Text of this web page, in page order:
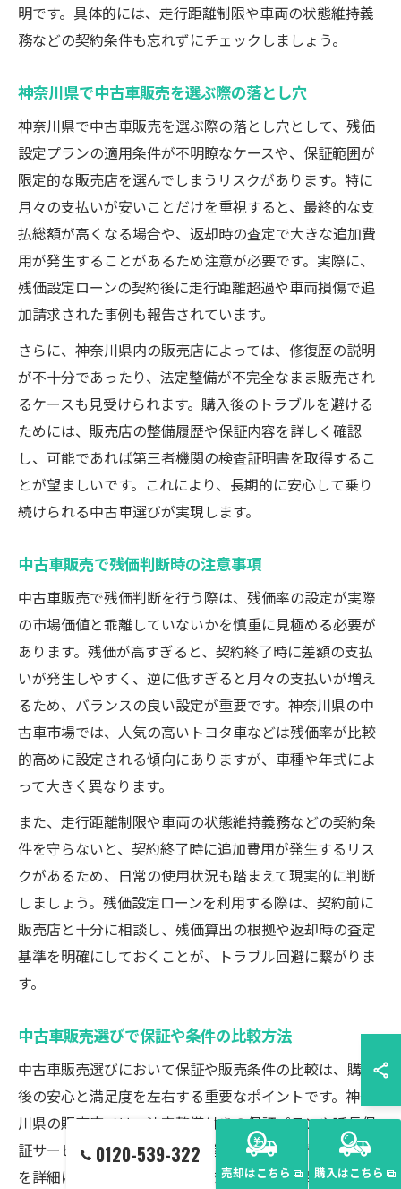
明です。具体的には、走行距離制限や車両の状態維持義
務などの契約条件も忘れずにチェックしましょう。
神奈川県で中古車販売を選ぶ際の落とし穴
神奈川県で中古車販売を選ぶ際の落とし穴として、残価
設定プランの適用条件が不明瞭なケースや、保証範囲が
限定的な販売店を選んでしまうリスクがあります。特に
月々の支払いが安いことだけを重視すると、最終的な支
払総額が高くなる場合や、返却時の査定で大きな追加費
用が発生することがあるため注意が必要です。実際に、
残価設定ローンの契約後に走行距離超過や車両損傷で追
加請求された事例も報告されています。
さらに、神奈川県内の販売店によっては、修復歴の説明
が不十分であったり、法定整備が不完全なまま販売され
るケースも見受けられます。購入後のトラブルを避ける
ためには、販売店の整備履歴や保証内容を詳しく確認
し、可能であれば第三者機関の検査証明書を取得するこ
とが望ましいです。これにより、長期的に安心して乗り
続けられる中古車選びが実現します。
中古車販売で残価判断時の注意事項
中古車販売で残価判断を行う際は、残価率の設定が実際
の市場価値と乖離していないかを慎重に見極める必要が
あります。残価が高すぎると、契約終了時に差額の支払
いが発生しやすく、逆に低すぎると月々の支払いが増え
るため、バランスの良い設定が重要です。神奈川県の中
古車市場では、人気の高いトヨタ車などは残価率が比較
的高めに設定される傾向にありますが、車種や年式によ
って大きく異なります。
また、走行距離制限や車両の状態維持義務などの契約条
件を守らないと、契約終了時に追加費用が発生するリス
クがあるため、日常の使用状況も踏まえて現実的に判断
しましょう。残価設定ローンを利用する際は、契約前に
販売店と十分に相談し、残価算出の根拠や返却時の査定
基準を明確にしておくことが、トラブル回避に繋がりま
す。
中古車販売選びで保証や条件の比較方法
中古車販売選びにおいて保証や販売条件の比較は、購入
後の安心と満足度を左右する重要なポイントです。神奈
川県の販売店では、法定整備付きの保証プランや延長保
証サービスを提供する店舗が増えており、これらの内容
を詳細に比較することが賢明です。特に走行距離無制限
0120-539-322
売却はこちら 購入はこちら